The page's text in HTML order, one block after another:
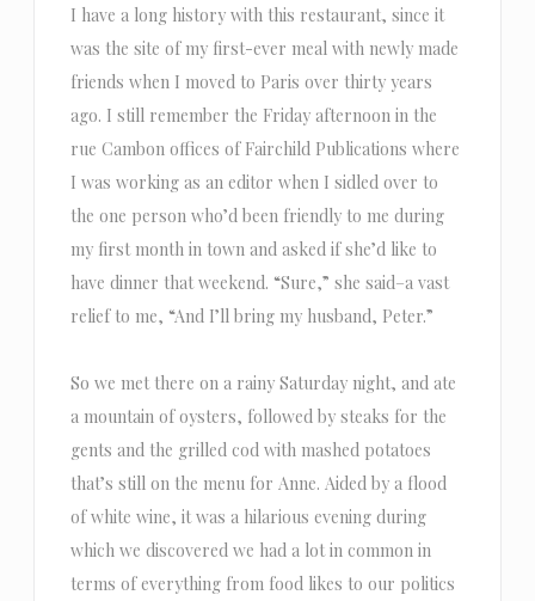
I have a long history with this restaurant, since it
was the site of my first-ever meal with newly made
friends when I moved to Paris over thirty years
ago. I still remember the Friday afternoon in the
rue Cambon offices of Fairchild Publications where
I was working as an editor when I sidled over to
the one person who’d been friendly to me during
my first month in town and asked if she’d like to
have dinner that weekend. “Sure,” she said–a vast
relief to me, “And I’ll bring my husband, Peter.”
So we met there on a rainy Saturday night, and ate
a mountain of oysters, followed by steaks for the
gents and the grilled cod with mashed potatoes
that’s still on the menu for Anne. Aided by a flood
of white wine, it was a hilarious evening during
which we discovered we had a lot in common in
terms of everything from food likes to our politics